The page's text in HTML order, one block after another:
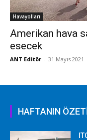
Havayolları
Amerikan hava
esecek
ANT Editör - 31 Mayıs 2021
HAFTANIN